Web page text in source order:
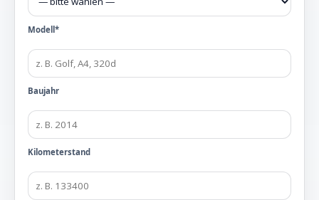
Modell*
Baujahr
Kilometerstand